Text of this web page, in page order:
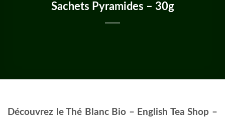
Sachets Pyramides – 30g
Découvrez le Thé Blanc Bio – English Tea Shop –